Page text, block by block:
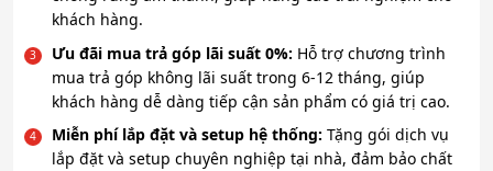
khách hàng.
Ưu đãi mua trả góp lãi suất 0%: Hỗ trợ chương trình
mua trả góp không lãi suất trong 6-12 tháng, giúp
khách hàng dễ dàng tiếp cận sản phẩm có giá trị cao.
Miễn phí lắp đặt và setup hệ thống: Tặng gói dịch vụ
lắp đặt và setup chuyên nghiệp tại nhà, đảm bảo chất